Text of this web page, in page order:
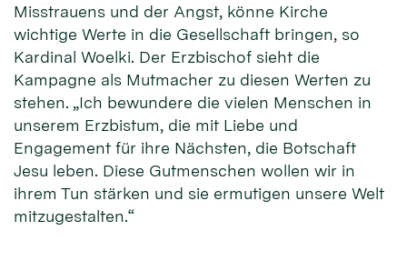
Misstrauens und der Angst, könne Kirche
wichtige Werte in die Gesellschaft bringen, so
Kardinal Woelki. Der Erzbischof sieht die
Kampagne als Mutmacher zu diesen Werten zu
stehen. „Ich bewundere die vielen Menschen in
unserem Erzbistum, die mit Liebe und
Engagement für ihre Nächsten, die Botschaft
Jesu leben. Diese Gutmenschen wollen wir in
ihrem Tun stärken und sie ermutigen unsere Welt
mitzugestalten.“